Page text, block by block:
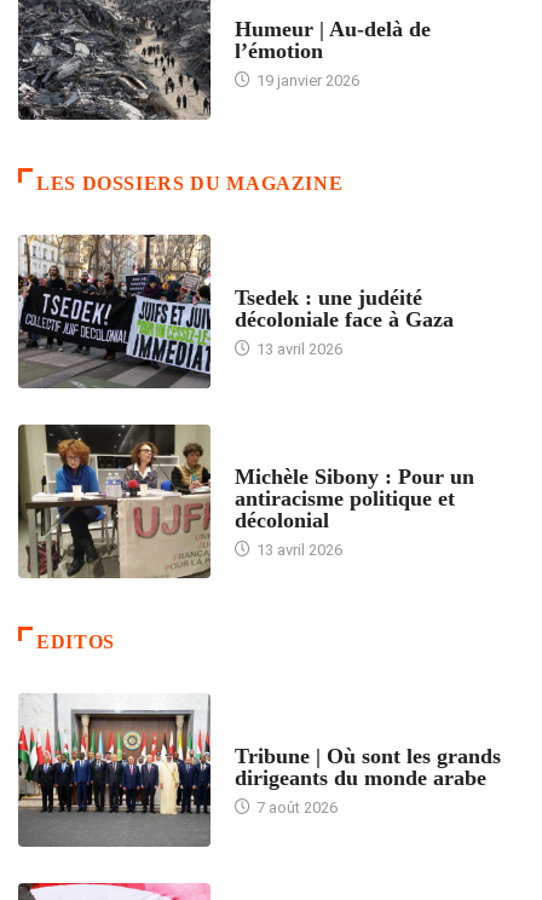
Humeur | Au-delà de
l’émotion
19 janvier 2026
LES DOSSIERS DU MAGAZINE
Tsedek : une judéité
décoloniale face à Gaza
13 avril 2026
Michèle Sibony : Pour un
antiracisme politique et
décolonial
13 avril 2026
EDITOS
Tribune | Où sont les grands
dirigeants du monde arabe
7 août 2026